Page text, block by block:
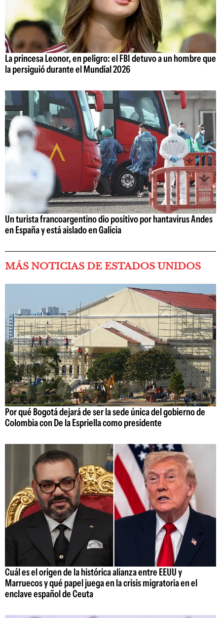
La princesa Leonor, en peligro: el FBI detuvo a un hombre que
la persiguió durante el Mundial 2026
Un turista francoargentino dio positivo por hantavirus Andes
en España y está aislado en Galicia
MÁS NOTICIAS DE ESTADOS UNIDOS
Por qué Bogotá dejará de ser la sede única del gobierno de
Colombia con De la Espriella como presidente
Cuál es el origen de la histórica alianza entre EEUU y
Marruecos y qué papel juega en la crisis migratoria en el
enclave español de Ceuta